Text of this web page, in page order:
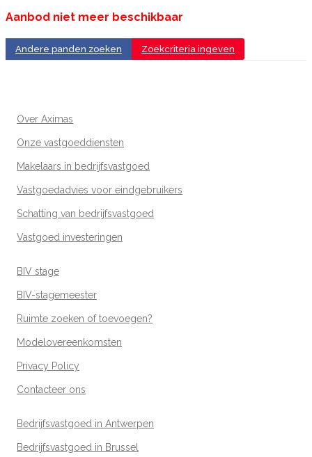
Aanbod niet meer beschikbaar
Andere panden zoeken Zoekcriteria ingeven
Over Aximas
Onze vastgoeddiensten
Makelaars in bedrijfsvastgoed
Vastgoedadvies voor eindgebruikers
Schatting van bedrijfsvastgoed
Vastgoed investeringen
BIV stage
BIV-stagemeester
Ruimte zoeken of toevoegen?
Modelovereenkomsten
Privacy Policy
Contacteer ons
Bedrijfsvastgoed in Antwerpen
Bedrijfsvastgoed in Brussel